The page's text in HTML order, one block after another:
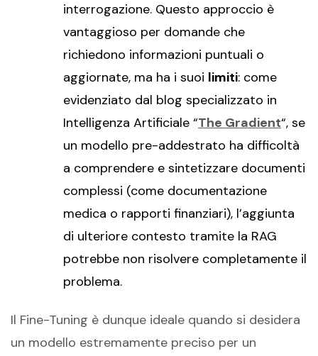
interrogazione. Questo approccio è
vantaggioso per domande che
richiedono informazioni puntuali o
aggiornate, ma ha i suoi limiti: come
evidenziato dal blog specializzato in
Intelligenza Artificiale “The Gradient“, se
un modello pre-addestrato ha difficoltà
a comprendere e sintetizzare documenti
complessi (come documentazione
medica o rapporti finanziari), l’aggiunta
di ulteriore contesto tramite la RAG
potrebbe non risolvere completamente il
problema.
Il Fine-Tuning è dunque ideale quando si desidera
un modello estremamente preciso per un